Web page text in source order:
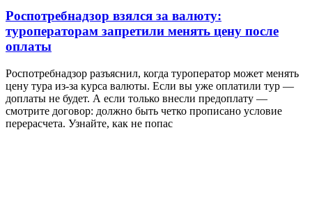
Роспотребнадзор взялся за валюту:
туроператорам запретили менять цену после
оплаты
Роспотребнадзор разъяснил, когда туроператор может менять
цену тура из-за курса валюты. Если вы уже оплатили тур —
доплаты не будет. А если только внесли предоплату —
смотрите договор: должно быть четко прописано условие
перерасчета. Узнайте, как не попас